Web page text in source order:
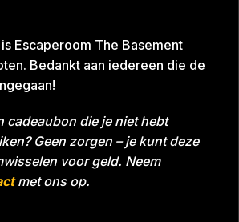
Escaperoom The Basement
Bedankt aan iedereen die de
cadeaubon die je niet hebt
Geen zorgen – je kunt deze
voor geld. Neem
met ons op.
Datum 24-09-2023
Grill With A Thrill